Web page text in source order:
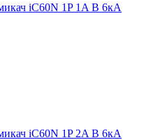
iC60N 1P 1A B 6кА
iC60N 1P 2A B 6кА